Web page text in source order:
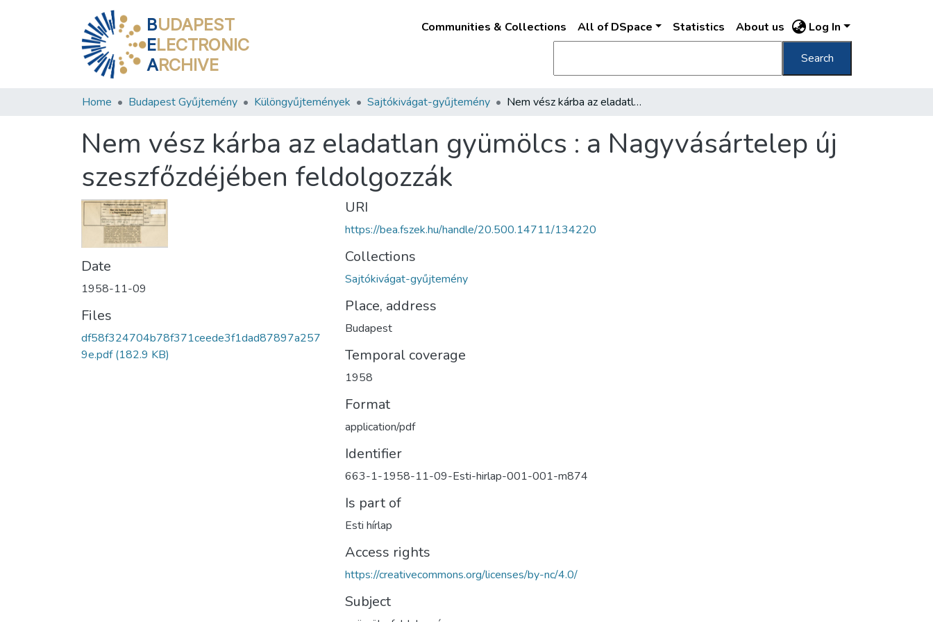
BUDAPEST
ELECTRONIC
ARCHIVE
Communities & Collections All of DSpace Statistics About us Log In
Search
Home Budapest Gyűjtemény Különgyűjtemények Sajtókivágat-gyűjtemény Nem vész kárba az eladatlan gyümölcs : a Nagyvásártelep új szeszfőzdéjében feldolgozzák
Nem vész kárba az eladatlan gyümölcs : a Nagyvásártelep új
szeszfőzdéjében feldolgozzák
Date
1958-11-09
Files
df58f324704b78f371ceede3f1dad87897a257
9e.pdf(182.9 KB)
URI
https://bea.fszek.hu/handle/20.500.14711/134220
Collections
Sajtókivágat-gyűjtemény
Place, address
Budapest
Temporal coverage
1958
Format
application/pdf
Identifier
663-1-1958-11-09-Esti-hirlap-001-001-m874
Is part of
Esti hírlap
Access rights
https://creativecommons.org/licenses/by-nc/4.0/
Subject